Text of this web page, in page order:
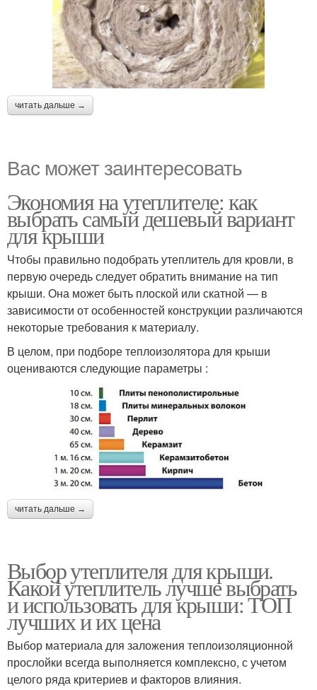
читать дальше →
Вас может заинтересовать
Экономия на утеплителе: как
выбрать самый дешевый вариант
для крыши
Чтобы правильно подобрать утеплитель для кровли, в
первую очередь следует обратить внимание на тип
крыши. Она может быть плоской или скатной — в
зависимости от особенностей конструкции различаются
некоторые требования к материалу.
В целом, при подборе теплоизолятора для крыши
оцениваются следующие параметры :
читать дальше →
Выбор утеплителя для крыши.
Какой утеплитель лучше выбрать
и использовать для крыши: ТОП
лучших и их цена
Выбор материала для заложения теплоизоляционной
прослойки всегда выполняется комплексно, с учетом
целого ряда критериев и факторов влияния.